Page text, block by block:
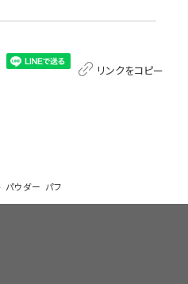
リンクをコピー
パウダー パフ